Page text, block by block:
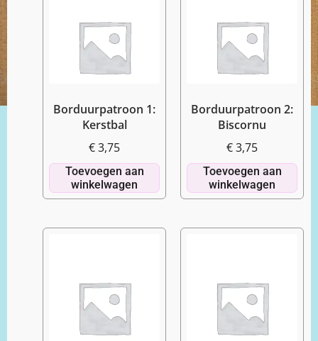
Borduurpatroon 1:
Kerstbal
€3,75
Toevoegen aan
winkelwagen
Borduurpatroon 2:
Biscornu
€3,75
Toevoegen aan
winkelwagen